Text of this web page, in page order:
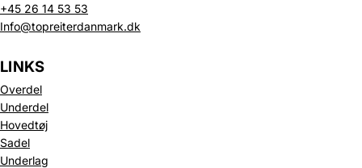
+45 26 14 53 53
Info@topreiterdanmark.dk
LINKS
Overdel
Underdel
Hovedtøj
Sadel
Underlag